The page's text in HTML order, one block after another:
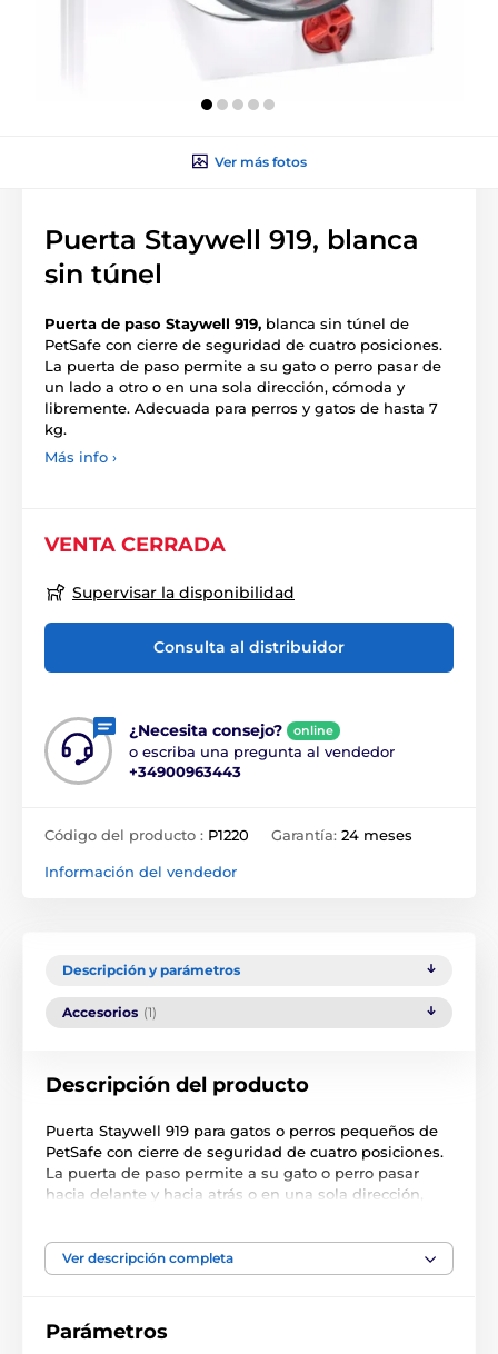
Ver más fotos
Puerta Staywell 919, blanca
sin túnel
Puerta de paso Staywell 919, blanca sin túnel de
PetSafe con cierre de seguridad de cuatro posiciones.
La puerta de paso permite a su gato o perro pasar de
un lado a otro o en una sola dirección, cómoda y
libremente. Adecuada para perros y gatos de hasta 7
kg.
Más info ›
VENTA CERRADA
Supervisar la disponibilidad
Consulta al distribuidor
¿Necesita consejo? online
o escriba una pregunta al vendedor
+34900963443
Código del producto : P1220 Garantía: 24 meses
Información del vendedor
Descripción y parámetros
Accesorios (1)
Descripción del producto
Puerta Staywell 919 para gatos o perros pequeños de
PetSafe con cierre de seguridad de cuatro posiciones.
La puerta de paso permite a su gato o perro pasar
hacia delante y hacia atrás o en una sola dirección,
una anchura máxima de pecho de 16,2 cm, resistente
a la intemperie. Bloqueable (sólo dentro, sólo fuera,
materiales finos: madera, PVC, metal, cristal y ladrillo.
La puerta no tiene túnel. Precaución con los cristales
Ver descripción completa
Parámetros